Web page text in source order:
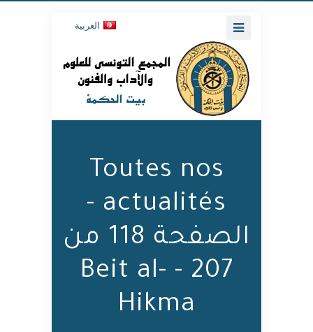
العربية
Toutes nos
actualités -
الصفحة 118 من
207 - Beit al-
Hikma